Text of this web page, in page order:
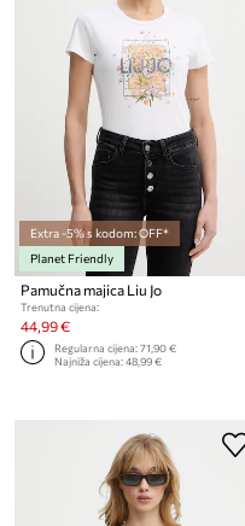
Extra -5% s kodom: OFF*
Planet Friendly
Pamučna majica Liu Jo
Trenutna cijena:
44,99 €
Regularna cijena:71,90 €
Najniža cijena:48,99 €